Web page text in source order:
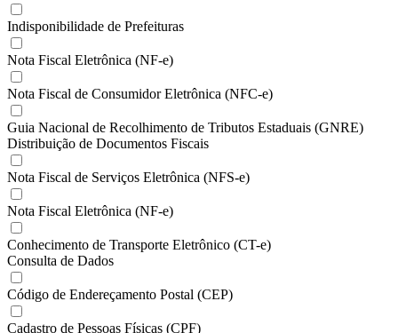
Indisponibilidade de Prefeituras
Nota Fiscal Eletrônica (NF-e)
Nota Fiscal de Consumidor Eletrônica (NFC-e)
Guia Nacional de Recolhimento de Tributos Estaduais (GNRE)
Distribuição de Documentos Fiscais
Nota Fiscal de Serviços Eletrônica (NFS-e)
Nota Fiscal Eletrônica (NF-e)
Conhecimento de Transporte Eletrônico (CT-e)
Consulta de Dados
Código de Endereçamento Postal (CEP)
Cadastro de Pessoas Físicas (CPF)